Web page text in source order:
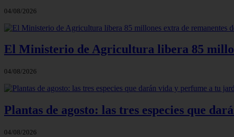
04/08/2026
El Ministerio de Agricultura libera 85
04/08/2026
Plantas de agosto: las tres especies que
04/08/2026